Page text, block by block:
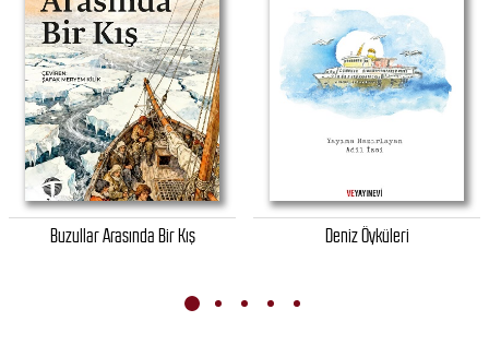
Buzullar Arasında Bir Kış Deniz Öyküleri